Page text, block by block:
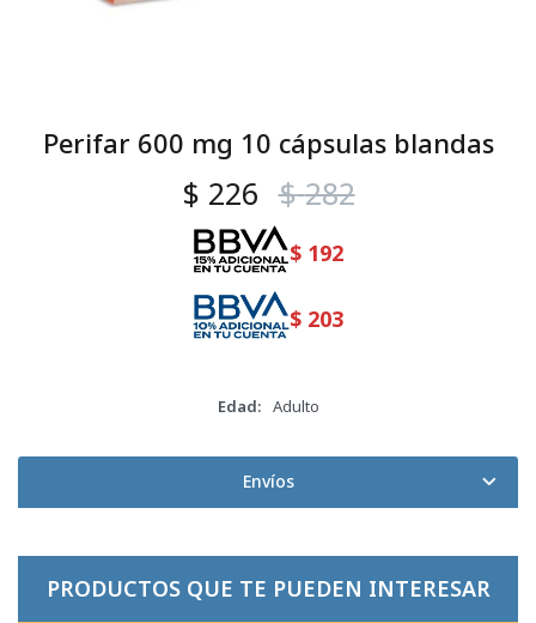
Perifar 600 mg 10 cápsulas blandas
$ 226 $ 282
$ 192
$ 203
Edad Adulto
Envíos
PRODUCTOS QUE TE PUEDEN INTERESAR